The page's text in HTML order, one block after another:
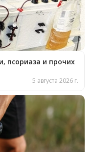
псориаза и прочих
5 августа 2026 г.